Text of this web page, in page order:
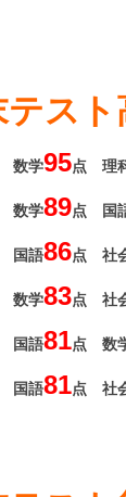
スト
数学95点 理
数学89点 国
国語86点 社
数学83点 社
国語81点 数
国語81点 社